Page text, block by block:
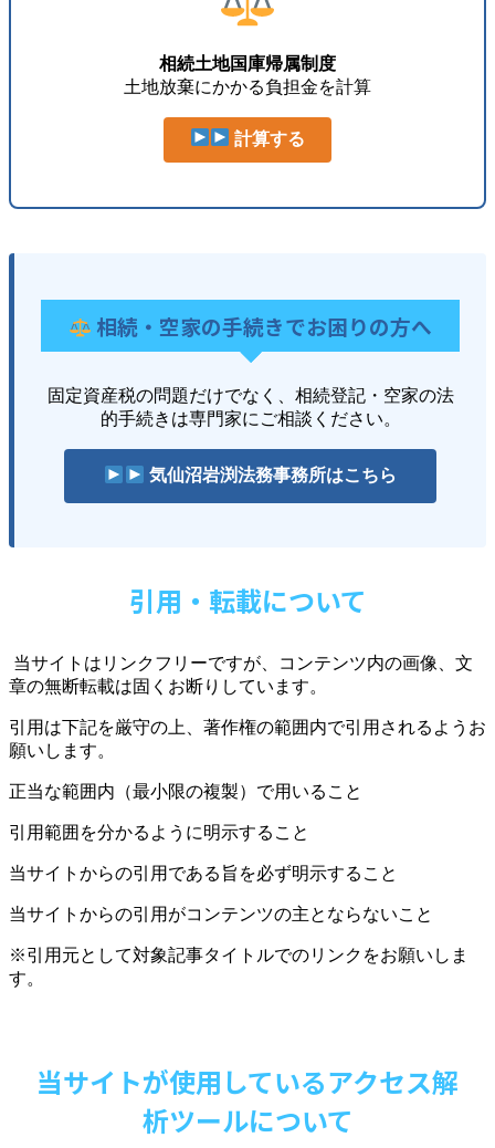
相続土地国庫帰属制度
土地放棄にかかる負担金を計算
計算する
相続・空家の手続きでお困りの方へ
固定資産税の問題だけでなく、相続登記・空家の法
的手続きは専門家にご相談ください。
気仙沼岩渕法務事務所はこちら
引用・転載について
当サイトはリンクフリーですが、コンテンツ内の画像、文
章の無断転載は固くお断りしています。
引用は下記を厳守の上、著作権の範囲内で引用されるようお
願いします。
正当な範囲内（最小限の複製）で用いること
引用範囲を分かるように明示すること
当サイトからの引用である旨を必ず明示すること
当サイトからの引用がコンテンツの主とならないこと
※引用元として対象記事タイトルでのリンクをお願いしま
す。
当サイトが使用しているアクセス解
析ツールについて